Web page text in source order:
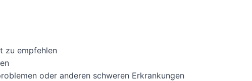
zu empfehlen
oder anderen schweren Erkrankungen